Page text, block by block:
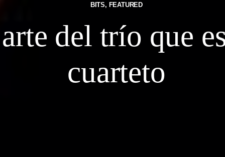
BITS, FEATURED
del trío que
cuarteto